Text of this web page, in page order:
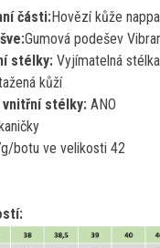
části:Hovězí kůže
Gumová podešev
stélky: Vyjímatelná
kůží
stélky: ANO
botu ve velikosti 42